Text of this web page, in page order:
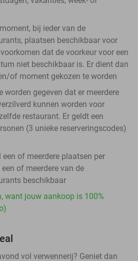
bij ieder van de
plaatsen beschikbaar voor
dat de voorkeur voor een
niet beschikbaar is. Er dient dan
of moment gekozen te worden
worden gegeven dat er meerdere
kunnen worden voor
restaurant. Er geldt een
(3 unieke reserveringscodes)
een of meerdere plaatsen per
of meerdere van de
beschikbaar
want jouw aankoop is 100%
vol verwennerij? Geniet dan